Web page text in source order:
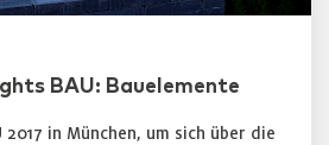
BAU: Bauelemente
2017 in München, um sich über die